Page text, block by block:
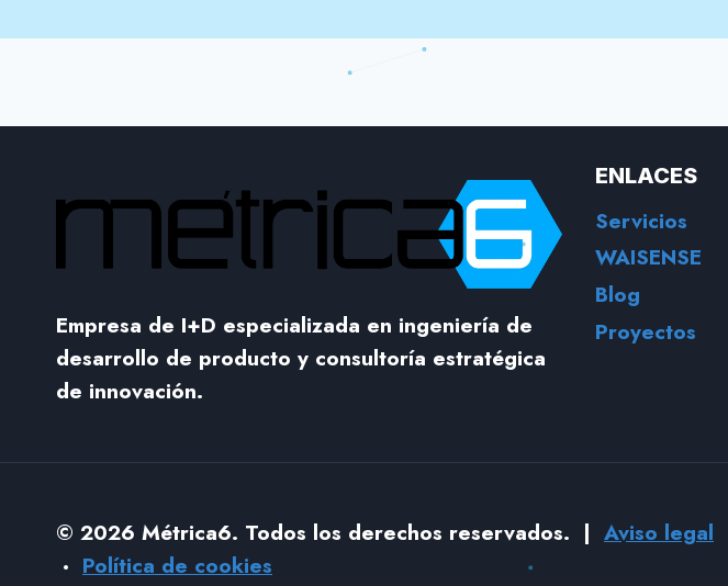
Empresa de I+D especializada en ingeniería de
desarrollo de producto y consultoría estratégica
de innovación.
ENLACES
Servicios
WAISENSE
Blog
Proyectos
© 2026 Métrica6. Todos los derechos reservados. | Aviso legal
· Política de cookies